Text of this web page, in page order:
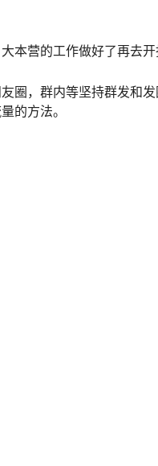
本营的工作做好了再去开
圈，群内等坚持群发和
的方法。